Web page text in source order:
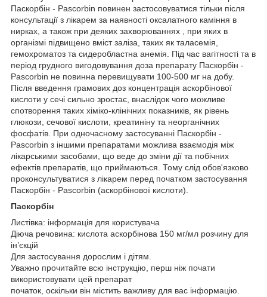
Паскорбін - Pascorbin повинен застосовуватися тільки після
консультації з лікарем за наявності оксалатного каміння в
нирках, а також при деяких захворюваннях , при яких в
організмі підвищено вміст заліза, таких як таласемія,
гемохроматоз та сидеробластна анемія. Під час вагітності та в
період грудного вигодовування доза препарату Паскорбін -
Pascorbin не повинна перевищувати 100-500 мг на добу.
Після введення грамових доз концентрація аскорбінової
кислоти у сечі сильно зростає, внаслідок чого можливе
спотворення таких хіміко-клінічних показників, як рівень
глюкози, сечової кислоти, креатиніну та неорганічних
фосфатів. При одночасному застосуванні Паскорбін -
Pascorbin з іншими препаратами можлива взаємодія між
лікарськими засобами, що веде до зміни дії та побічних
ефектів препаратів, що приймаються. Тому слід обов'язково
проконсультуватися з лікарем перед початком застосування
Паскорбін - Pascorbin (аскорбінової кислоти).
Паскорбін
Листівка: інформація для користувача
Діюча речовина: кислота аскорбінова 150 мг/мл розчину для
ін’єкцій
Для застосування дорослим і дітям.
Уважно прочитайте всю інструкцію, перш ніж почати
використовувати цей препарат
початок, оскільки він містить важливу для вас інформацію.